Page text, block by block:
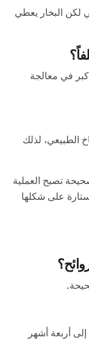
لكن البخار يعطي
في معالجة
الطبيعي، لذلك
تصبح العملية
على شكلها
أربعة أشهر